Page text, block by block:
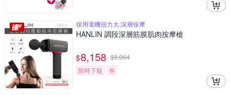
採用電機扭力大,深層按摩
HANLIN 調段深層筋膜肌肉按摩槍
$8,158 $9,064
限時下殺
券